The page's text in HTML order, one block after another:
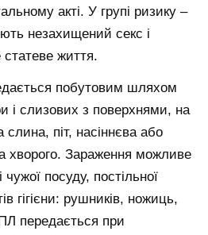
акті. У групі ризику –
незахищений секс і
життя.
побутовим шляхом
і слизових з поверхнями, на
слина, піт, насіннєва або
хворого. Зараження можливе
посуду, постільної
гігієни: рушників, ножиць,
передається при